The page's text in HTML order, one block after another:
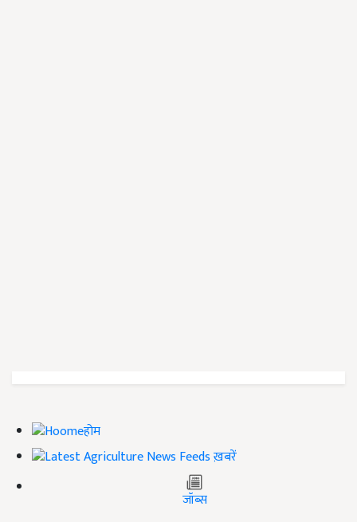
होम
ख़बरें
जॉब्स